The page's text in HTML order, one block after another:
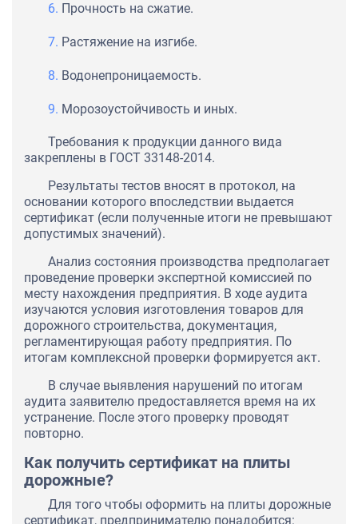
Прочность на сжатие.
Растяжение на изгибе.
Водонепроницаемость.
Морозоустойчивость и иных.
Требования к продукции данного вида
закреплены в ГОСТ 33148-2014.
Результаты тестов вносят в протокол, на
основании которого впоследствии выдается
сертификат (если полученные итоги не превышают
допустимых значений).
Анализ состояния производства предполагает
проведение проверки экспертной комиссией по
месту нахождения предприятия. В ходе аудита
изучаются условия изготовления товаров для
дорожного строительства, документация,
регламентирующая работу предприятия. По
итогам комплексной проверки формируется акт.
В случае выявления нарушений по итогам
аудита заявителю предоставляется время на их
устранение. После этого проверку проводят
повторно.
Как получить сертификат на плиты
дорожные?
Для того чтобы оформить на плиты дорожные
сертификат, предпринимателю понадобится: